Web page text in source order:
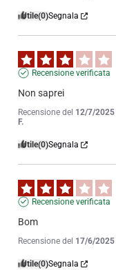
Utile(0)Segnala
Recensione verificata
Non saprei
Recensione del 12/7/2025
F.
Utile(0)Segnala
Recensione verificata
Bom
Recensione del 17/6/2025
Utile(0)Segnala